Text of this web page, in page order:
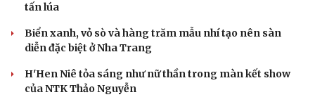
tấn lúa
Biển xanh, vỏ sò và hàng trăm mẫu nhí tạo nên sàn
diễn đặc biệt ở Nha Trang
H'Hen Niê tỏa sáng như nữ thần trong màn kết show
của NTK Thảo Nguyễn